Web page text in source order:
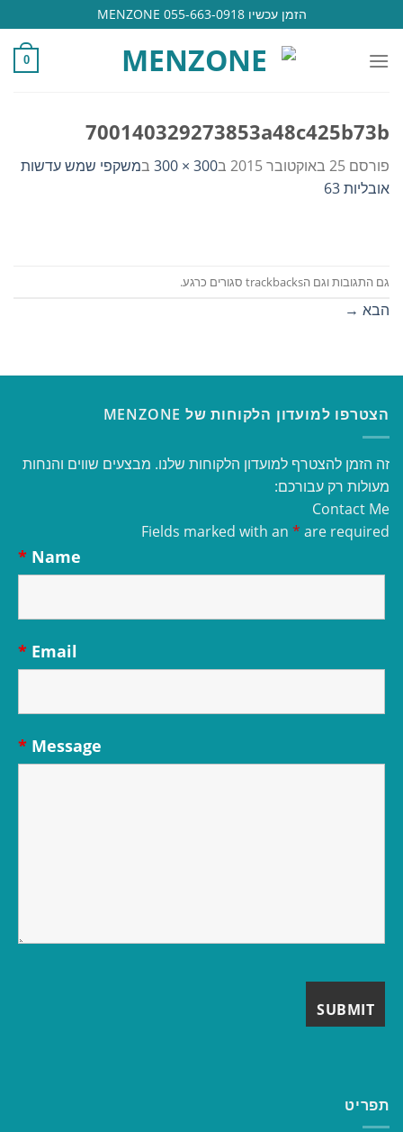
to
content
הזמן עכשיו 055-663-0918 MENZONE
0
700140329273853a48c425b73b
פורסם 25 באוקטובר 2015 ב300 × 300 במשקפי שמש עדשות
אובליות 63
גם התגובות וגם הtrackbacks סגורים כרגע.
הבא →
הצטרפו למועדון הלקוחות של MENZONE
זה הזמן להצטרף למועדון הלקוחות שלנו. מבצעים שווים והנחות
מעולות רק עבורכם:
Contact Me
Fields marked with an * are required
Name
*
Email
*
Message
*
תפריט